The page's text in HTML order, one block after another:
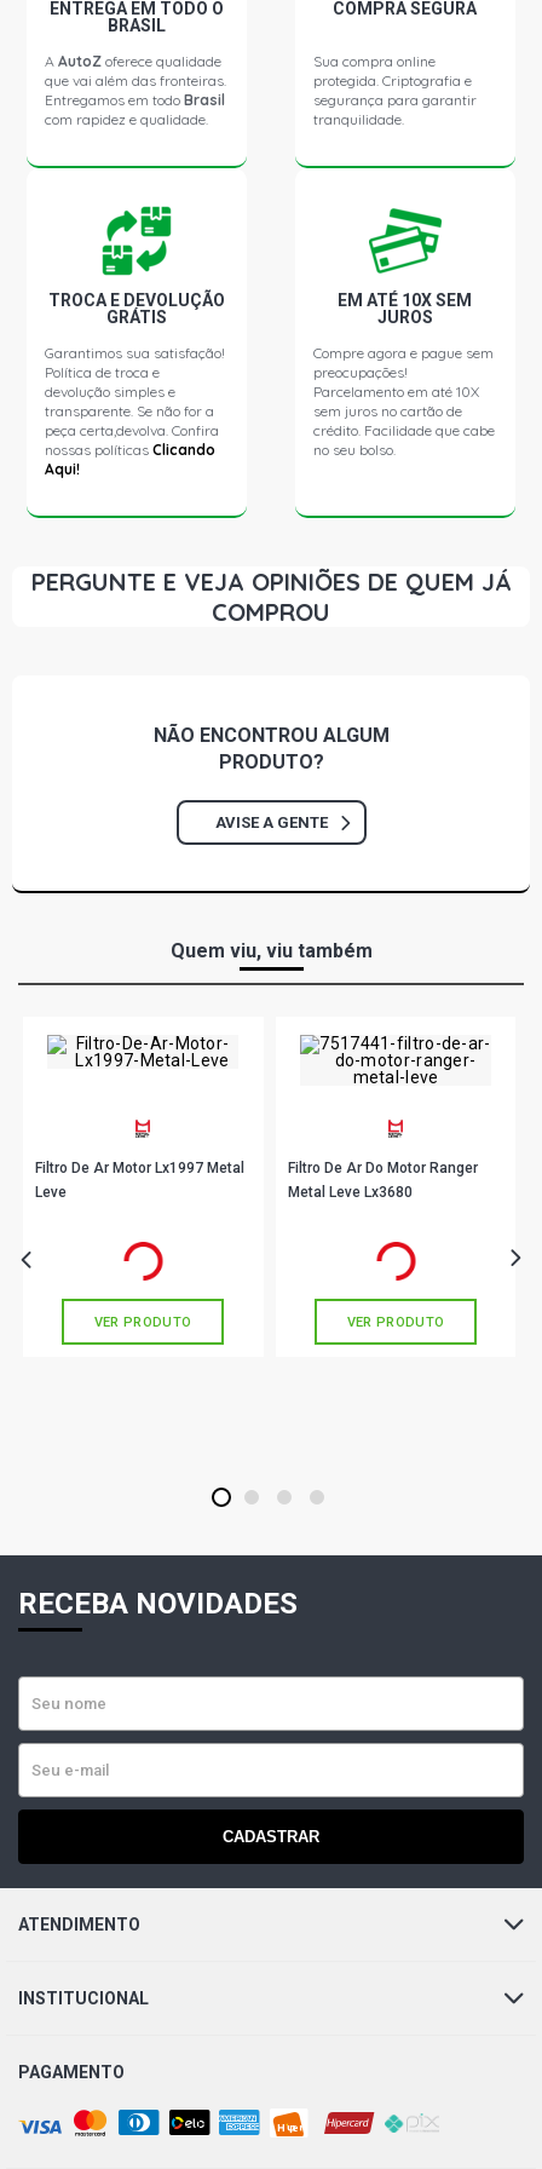
FOCUS SEDAN GHIA SEDAN 2.0 16V ZETEC GASOLINA
(2008 - 2011)
FOCUS SEDAN GLX SEDAN 2.0 16V ZETEC GASOLINA
(2008 - 2011)
FOCUS SEDAN TITANIUM SEDAN 2.0 16V DURATEC FLEX
ENTREGA EM TODO O
BRASIL
AAutoZ oferece qualidade
que vai além das fronteiras.
Entregamos em todoBrasil
com rapidez e qualidade.
COMPRA SEGURA
Sua compra online
protegida. Criptografia e
segurança para garantir
tranquilidade.
TROCA E DEVOLUÇÃO
GRÁTIS
Garantimos sua satisfação!
Política de troca e
devolução simples e
transparente. Se não for a
peça certa,devolva. Confira
nossas políticasClicando
Aqui!
EM ATÉ 10X SEM
JUROS
Compre agora e pague sem
preocupações!
Parcelamento em até 10X
sem juros no cartão de
crédito. Facilidade que cabe
no seu bolso.
PERGUNTE E VEJA OPINIÕES DE QUEM JÁ
COMPROU
NÃO ENCONTROU ALGUM
PRODUTO?
AVISE A GENTE
Quem viu, viu também
Filtro De Ar Motor Lx1997 Metal
Leve
em até 2x de
VER PRODUTO
Filtro De Ar Do Motor Ranger
Metal Leve Lx3680
em até 3x de
VER PRODUTO
1 2 3 4
RECEBA NOVIDADES
CADASTRAR
ATENDIMENTO
INSTITUCIONAL
PAGAMENTO